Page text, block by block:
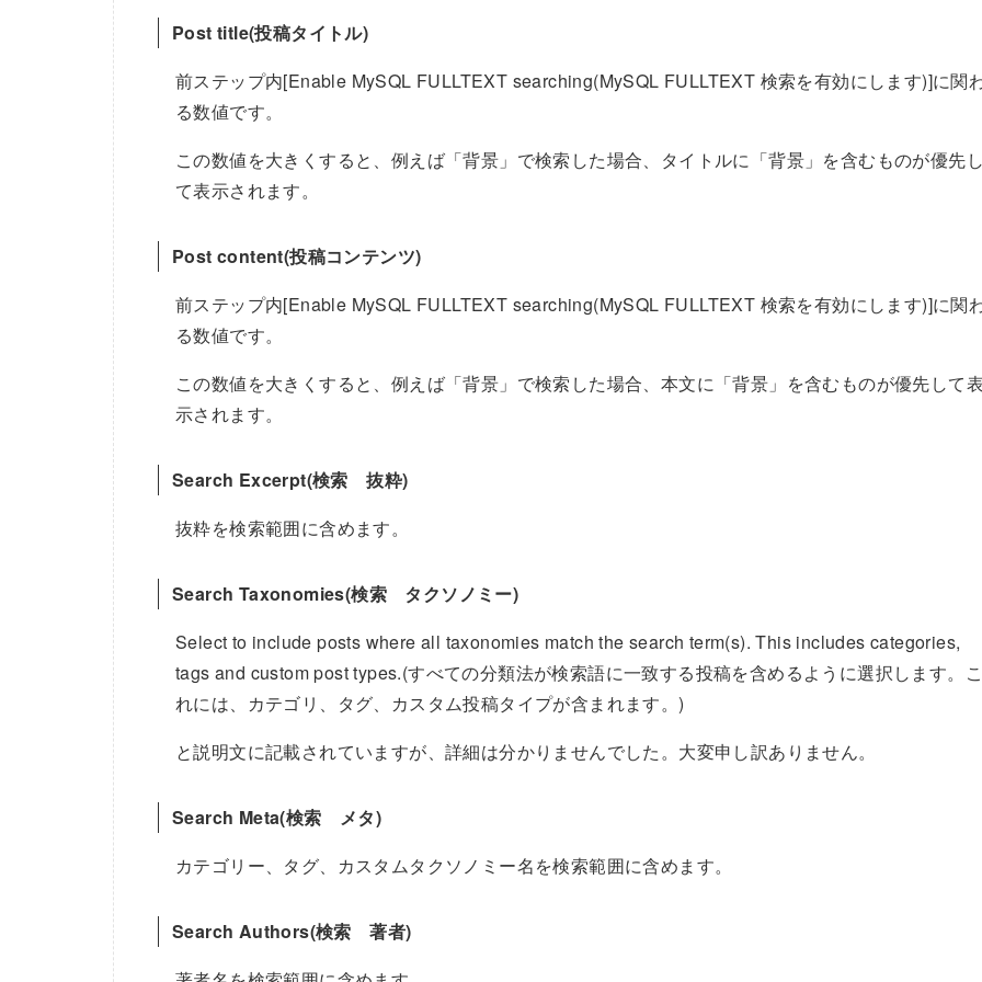
Post title(投稿タイトル)
前ステップ内[Enable MySQL FULLTEXT searching(MySQL FULLTEXT 検索を有効にします)]に関
る数値です。
この数値を大きくすると、例えば「背景」で検索した場合、タイトルに「背景」を含むものが優先し
て表示されます。
Post content(投稿コンテンツ)
前ステップ内[Enable MySQL FULLTEXT searching(MySQL FULLTEXT 検索を有効にします)]に関
る数値です。
この数値を大きくすると、例えば「背景」で検索した場合、本文に「背景」を含むものが優先して表
示されます。
Search Excerpt(検索 抜粋)
抜粋を検索範囲に含めます。
Search Taxonomies(検索 タクソノミー)
Select to include posts where all taxonomies match the search term(s). This includes categories,
tags and custom post types.(すべての分類法が検索語に一致する投稿を含めるように選択します。こ
れには、カテゴリ、タグ、カスタム投稿タイプが含まれます。)
と説明文に記載されていますが、詳細は分かりませんでした。大変申し訳ありません。
Search Meta(検索 メタ)
カテゴリー、タグ、カスタムタクソノミー名を検索範囲に含めます。
Search Authors(検索 著者)